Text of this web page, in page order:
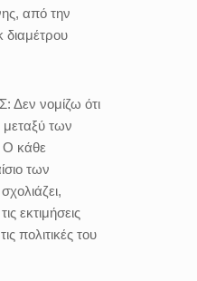
από την
διαμέτρου
Δεν νομίζω ότι
των
Ο κάθε
των
εκτιμήσεις
πολιτικές του